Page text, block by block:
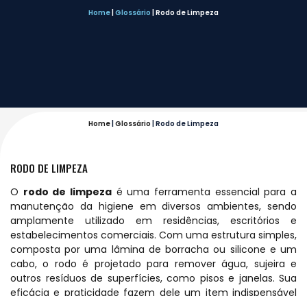
Home Glossário Rodo de Limpeza
Home Glossário Rodo de Limpeza
RODO DE LIMPEZA
O rodo de limpeza é uma ferramenta essencial para a
manutenção da higiene em diversos ambientes, sendo
amplamente utilizado em residências, escritórios e
estabelecimentos comerciais. Com uma estrutura simples,
composta por uma lâmina de borracha ou silicone e um
cabo, o rodo é projetado para remover água, sujeira e
outros resíduos de superfícies, como pisos e janelas. Sua
eficácia e praticidade fazem dele um item indispensável